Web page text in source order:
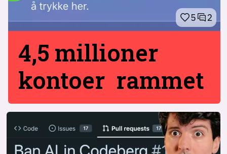
5 2
4,5 millioner
kontoer rammet